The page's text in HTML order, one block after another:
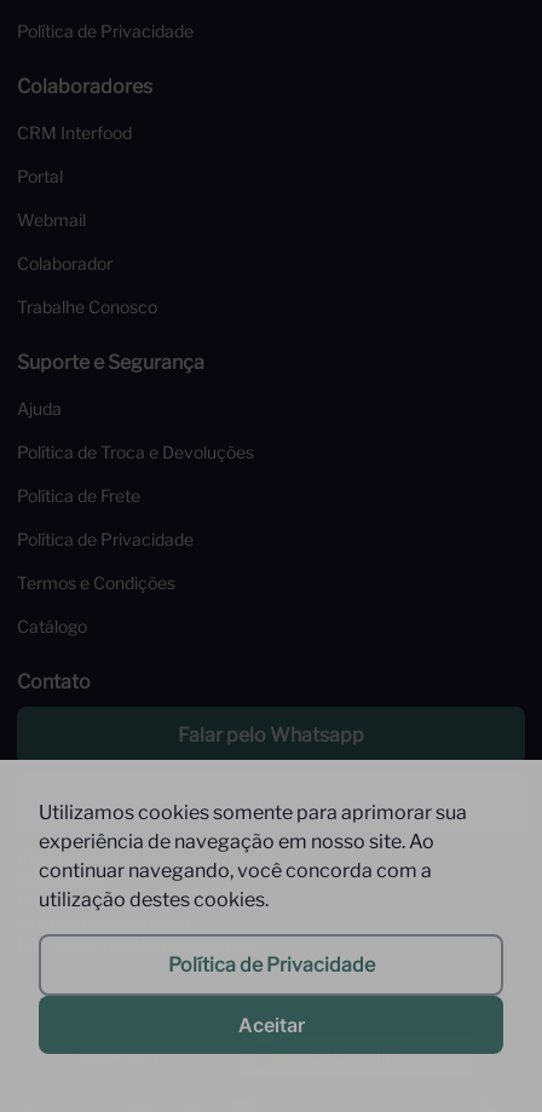
Utilizamos cookies somente para aprimorar sua
experiência de navegação em nosso site. Ao
continuar navegando, você concorda com a
utilização destes cookies.
Política de Privacidade
Aceitar
Política de Privacidade
Colaboradores
CRM Interfood
Portal
Webmail
Colaborador
Trabalhe Conosco
Suporte e Segurança
Ajuda
Política de Troca e Devoluções
Política de Frete
Política de Privacidade
Termos e Condições
Catálogo
Contato
Falar pelo Whatsapp
Enviar um email
Atendimento de Segunda à Sexta,
das 09 às 17h
Whatsapp: (11) 9 9278-9369
faleconosco@interfood.com.br
Pague com